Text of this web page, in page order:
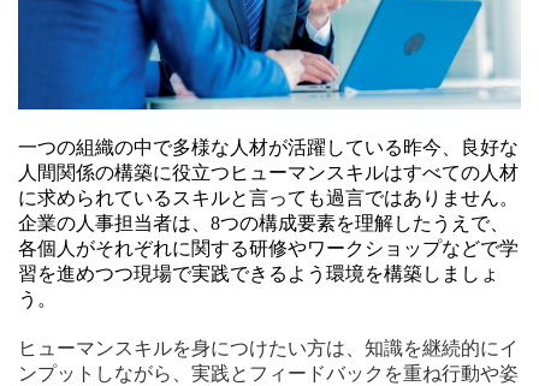
一つの組織の中で多様な人材が活躍している昨今、良好な
人間関係の構築に役立つヒューマンスキルはすべての人材
に求められているスキルと言っても過言ではありません。
企業の人事担当者は、8つの構成要素を理解したうえで、
各個人がそれぞれに関する研修やワークショップなどで学
習を進めつつ現場で実践できるよう環境を構築しましょ
う。
ヒューマンスキルを身につけたい方は、知識を継続的にイ
ンプットしながら、実践とフィードバックを重ね行動や姿